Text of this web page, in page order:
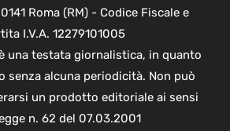
Roma (RM) - Codice Fiscale e
I.V.A. 12279101005
una testata giornalistica, in quanto
senza alcuna periodicità. Non può
un prodotto editoriale ai sensi
n. 62 del 07.03.2001